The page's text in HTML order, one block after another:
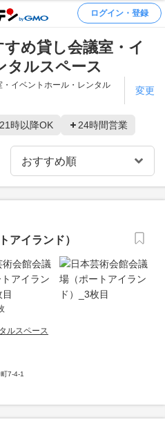
ログイン・登録
め貸し会議室・イ
タルスペース
・イベントホール・レンタル
変更
21時以降OK 24時間営業
アイランド）
ルスペース
7-4-1